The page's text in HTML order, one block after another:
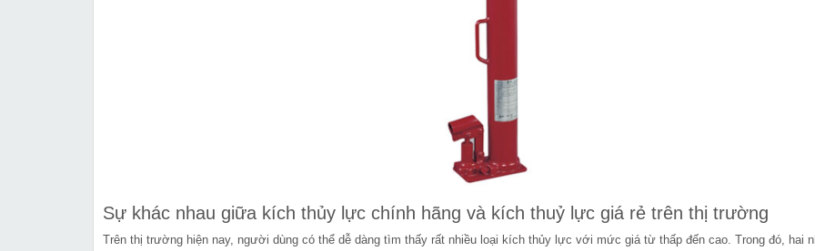
Sự khác nhau giữa kích thủy lực chính hãng và kích thuỷ lực giá rẻ trên thị trường
Trên thị trường hiện nay, người dùng có thể dễ dàng tìm thấy rất nhiều loại kích thủy lực với mức giá từ thấp đến cao. Trong đó, hai